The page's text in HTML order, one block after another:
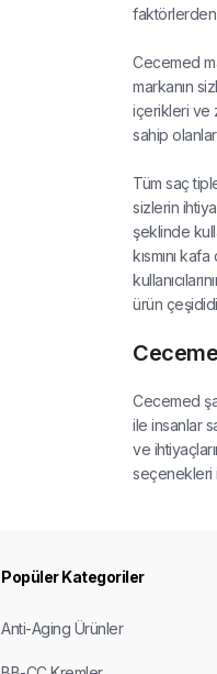
faktörlerden
Cecemed
markanın
içerikleri ve
sahip
Tüm saç
sizlerin
şeklinde
kısmını
ürün
Cecemed
ile insanlar
ve
seçenekleri
Popüler Kategoriler
Anti-Aging Ürünler